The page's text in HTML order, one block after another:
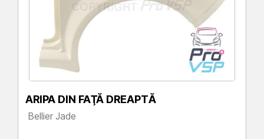
ARIPA DIN FAŢĂ DREAPTĂ
Bellier Jade